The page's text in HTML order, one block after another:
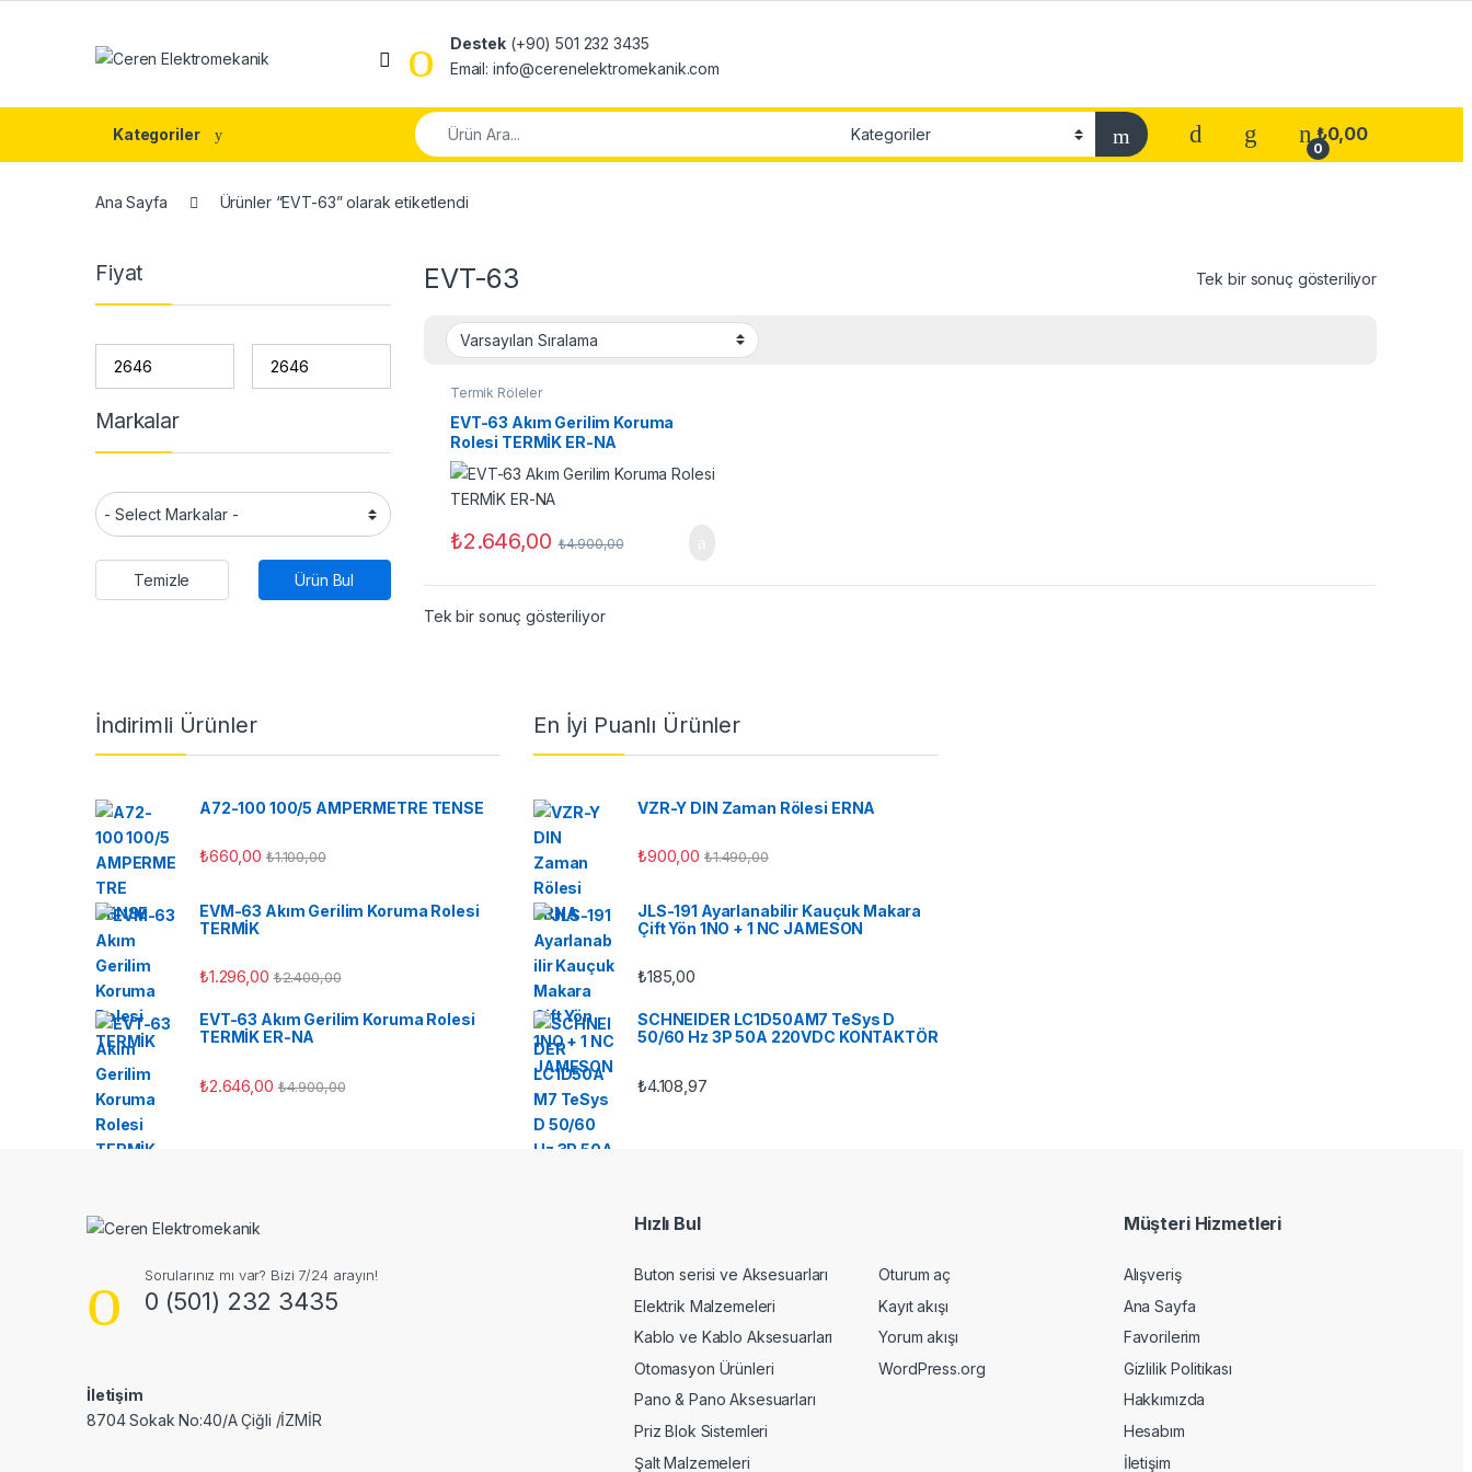
Destek (+90) 501 232 3435
Email: info@cerenelektromekanik.com
Kategoriler
Search for:
0
₺0,00
Ana Sayfa Ürünler “EVT-63” olarak etiketlendi
EVT-63 Tek bir sonuç gösteriliyor
Termik Röleler
EVT-63 Akım Gerilim Koruma
Rolesi TERMİK ER-NA
₺2.646,00 ₺4.900,00
Tek bir sonuç gösteriliyor
Fiyat
Markalar
Ürün Bul
Temizle
İndirimli Ürünler
A72-100 100/5 AMPERMETRE TENSE
₺660,00 ₺1.100,00
EVM-63 Akım Gerilim Koruma Rolesi
TERMİK
₺1.296,00 ₺2.400,00
EVT-63 Akım Gerilim Koruma Rolesi
TERMİK ER-NA
₺2.646,00 ₺4.900,00
En İyi Puanlı Ürünler
VZR-Y DIN Zaman Rölesi ERNA
₺900,00 ₺1.490,00
JLS-191 Ayarlanabilir Kauçuk Makara
Çift Yön 1NO + 1 NC JAMESON
₺185,00
SCHNEIDER LC1D50AM7 TeSys D
50/60 Hz 3P 50A 220VDC KONTAKTÖR
₺4.108,97
Sorularınız mı var? Bizi 7/24 arayın!
0 (501) 232 3435
İletişim
8704 Sokak No:40/A Çiğli /İZMİR
Hızlı Bul
Buton serisi ve Aksesuarları
Elektrik Malzemeleri
Kablo ve Kablo Aksesuarları
Otomasyon Ürünleri
Pano & Pano Aksesuarları
Priz Blok Sistemleri
Şalt Malzemeleri
Oturum aç
Kayıt akışı
Yorum akışı
WordPress.org
Müşteri Hizmetleri
Alışveriş
Ana Sayfa
Favorilerim
Gizlilik Politikası
Hakkımızda
Hesabım
İletişim